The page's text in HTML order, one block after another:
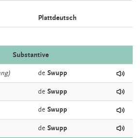
Plattdeutsch
Substantive
de Swupp
de Swupp
de Swupp
de Swupp